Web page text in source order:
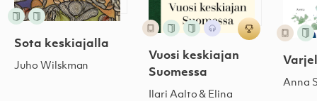
Sota keskiajalla
Juho Wilskman
Vuosi keskiajan
Suomessa
Ilari Aalto & Elina
Anna